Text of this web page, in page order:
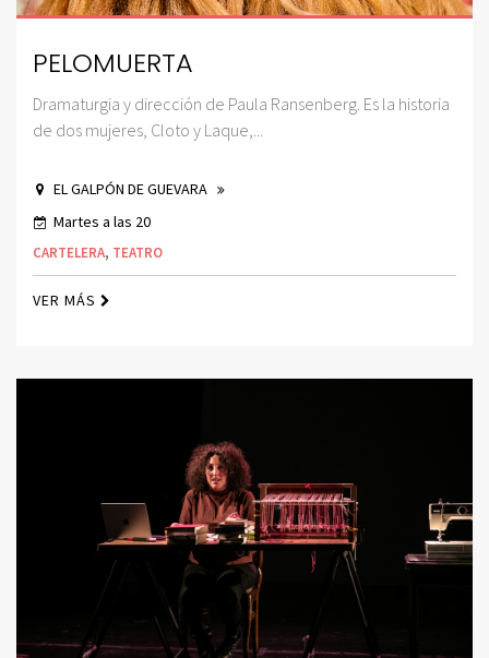
PELOMUERTA
Dramaturgia y dirección de Paula Ransenberg. Es la historia
de dos mujeres, Cloto y Laque,...
EL GALPÓN DE GUEVARA
Martes a las 20
CARTELERA, TEATRO
VER MÁS